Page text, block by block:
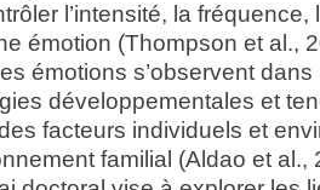
l’intensité, la fréquence,
émotion (Thompson et al.,
émotions s’observent
développementales et
facteurs individuels et
familial (Aldao et al.,